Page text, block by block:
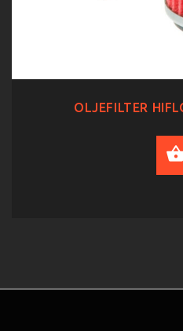
OLJEFILTER